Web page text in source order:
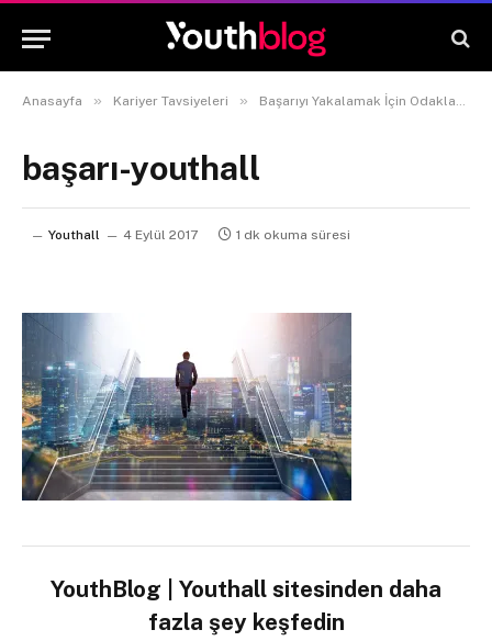
Anasayfa » Kariyer Tavsiyeleri » Başarıyı Yakalamak İçin Odaklanmanız Gereken 3 Madde
başarı-youthall
Youthall 4 Eylül 2017 1 dk okuma süresi
YouthBlog | Youthall sitesinden daha
fazla şey keşfedin